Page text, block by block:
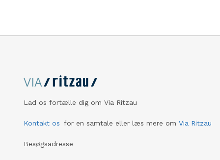
Lad os fortælle dig om Via Ritzau
Kontakt os for en samtale eller læs mere om Via Ritzau
Besøgsadresse